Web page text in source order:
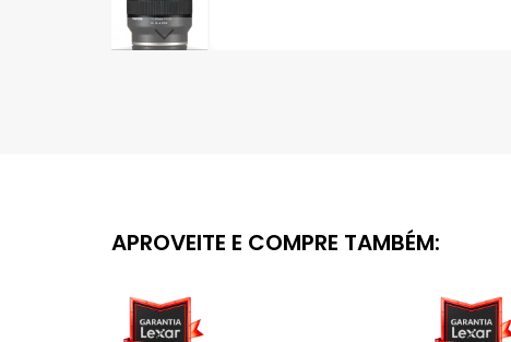
APROVEITE E COMPRE TAMBÉM: